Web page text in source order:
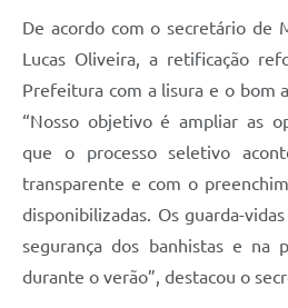
De acordo com o secretário de
Lucas Oliveira, a retificação
Prefeitura com a lisura e o bom
“Nosso objetivo é ampliar as
que o processo seletivo
transparente e com o
disponibilizadas. Os guarda-
segurança dos banhistas e na
durante o verão”, destacou o